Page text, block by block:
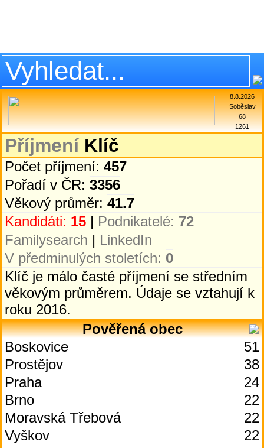
8.8.2026
Soběslav
68
1261
PříjmeníKlíč
Počet příjmení: 457
Pořadí v ČR: 3356
Věkový průměr: 41.7
Kandidáti: 15 | Podnikatelé: 72
Familysearch | LinkedIn
V předminulých stoletích: 0
Klíč je málo časté příjmení se středním
věkovým průměrem. Údaje se vztahují k
roku 2016.
Pověřená obec
Boskovice
51
Prostějov
38
Praha
24
Brno
22
Moravská Třebová
22
Vyškov
22